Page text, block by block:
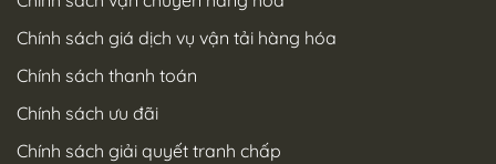
Chính sách giá dịch vụ vận tải hàng hóa
Chính sách thanh toán
Chính sách ưu đãi
Chính sách giải quyết tranh chấp